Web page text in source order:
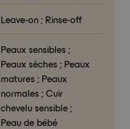
Leave-on ; Rinse-off
Peaux sensibles ;
Peaux sèches ; Peaux
matures ; Peaux
normales ; Cuir
chevelu sensible ;
Peau de bébé